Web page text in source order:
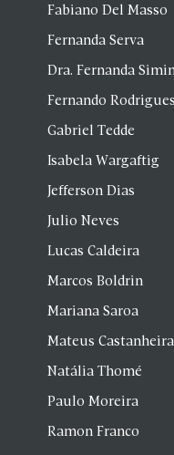
Fabiano Del Masso
Fernanda Serva
Dra. Fernanda
Fernando Rodrigues
Gabriel Tedde
Isabela Wargaftig
Jefferson Dias
Julio Neves
Lucas Caldeira
Marcos Boldrin
Mariana Saroa
Mateus Castanheira
Natália Thomé
Paulo Moreira
Ramon Franco